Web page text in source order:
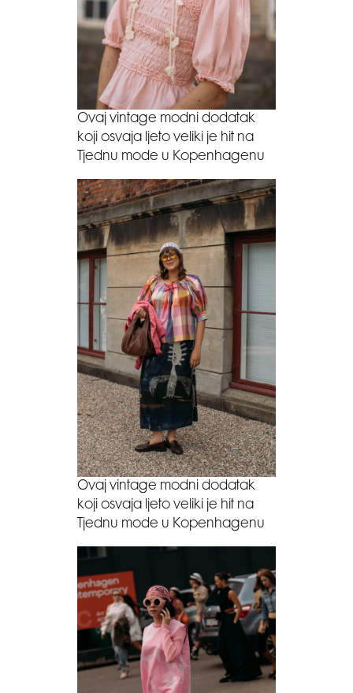
Ovaj vintage modni dodatak
koji osvaja ljeto veliki je hit na
Tjednu mode u Kopenhagenu
Ovaj vintage modni dodatak
koji osvaja ljeto veliki je hit na
Tjednu mode u Kopenhagenu